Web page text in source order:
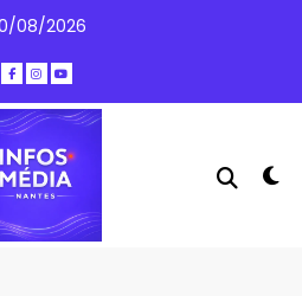
08/2026